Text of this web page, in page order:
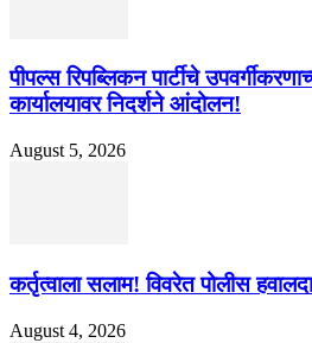
पीपल्स रिपब्लिकन पार्टीचे
कार्यालयावर निदर्शने आंदोलन!
August 5, 2026
कर्तृत्वाला सलाम! विवरेत पोलीस
August 4, 2026